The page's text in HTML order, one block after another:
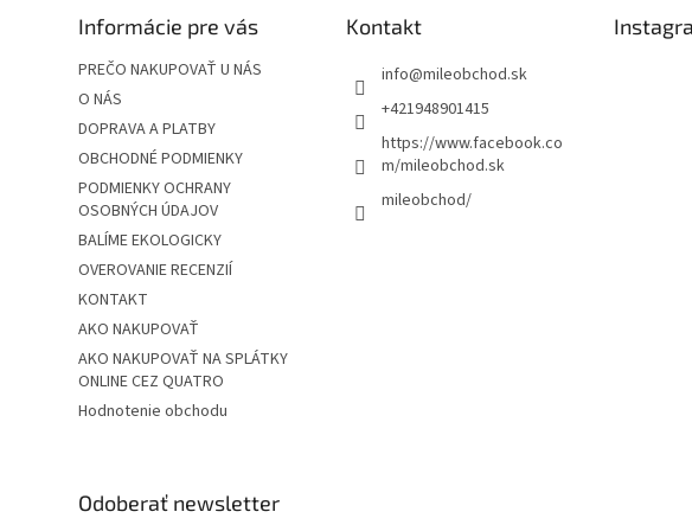
Informácie pre vás
PREČO NAKUPOVAŤ U NÁS
O NÁS
DOPRAVA A PLATBY
OBCHODNÉ PODMIENKY
PODMIENKY OCHRANY
OSOBNÝCH ÚDAJOV
BALÍME EKOLOGICKY
OVEROVANIE RECENZIÍ
KONTAKT
AKO NAKUPOVAŤ
AKO NAKUPOVAŤ NA SPLÁTKY
ONLINE CEZ QUATRO
Hodnotenie obchodu
Kontakt
info@mileobchod.sk
+421948901415
https://www.facebook.co
m/mileobchod.sk
mileobchod/
Odoberať newsletter